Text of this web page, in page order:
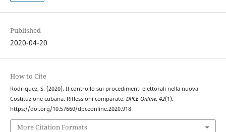
Published
2020-04-20
How to Cite
Rodriquez, S. (2020). Il controllo sui procedimenti elettorali nella nuova
Costituzione cubana. Riflessioni comparate. DPCE Online, 42(1).
https://doi.org/10.57660/dpceonline.2020.918
More Citation Formats